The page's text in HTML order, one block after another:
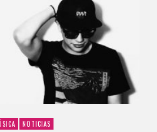
NOTICIAS